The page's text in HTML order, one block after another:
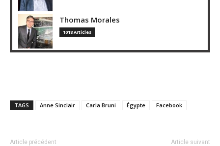
Thomas Morales
1018 Articles
TAGS Anne Sinclair Carla Bruni Égypte Facebook
Article précédent Article suivant